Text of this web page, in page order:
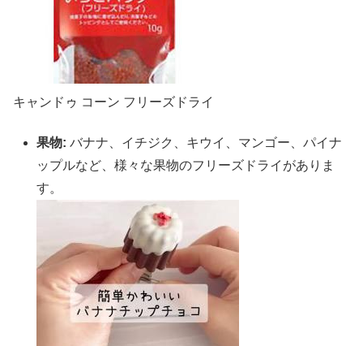
キャンドゥ コーン フリーズドライ
果物: バナナ、イチジク、キウイ、マンゴー、パイナ
ップルなど、様々な果物のフリーズドライがありま
す。